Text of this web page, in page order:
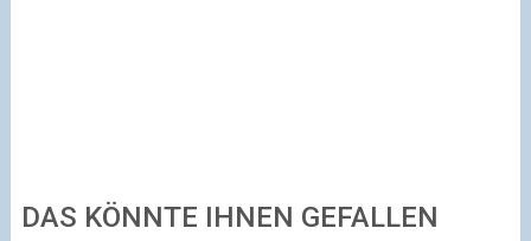
DAS KÖNNTE IHNEN GEFALLEN